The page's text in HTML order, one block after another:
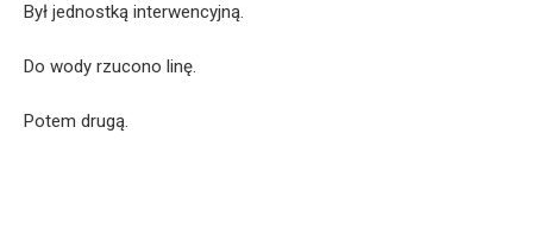
Był jednostką interwencyjną.
Do wody rzucono linę.
Potem drugą.